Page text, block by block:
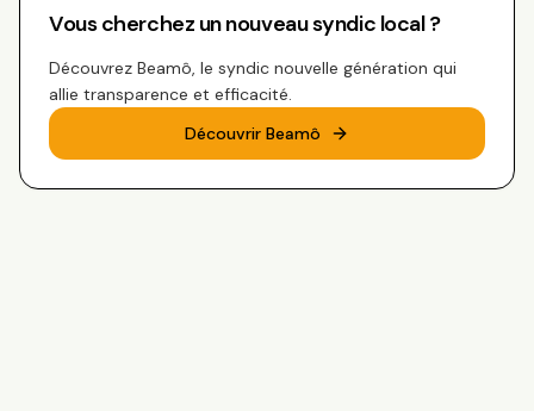
Vous cherchez un nouveau syndic local ?
Découvrez Beamô, le syndic nouvelle génération qui
allie transparence et efficacité.
Découvrir Beamô